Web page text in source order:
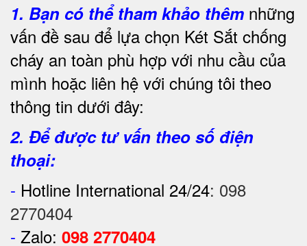
1. Bạn có thể tham khảo thêm những
vấn đề sau để lựa chọn Két Sắt chống
cháy an toàn phù hợp với nhu cầu của
mình hoặc liên hệ với chúng tôi theo
thông tin dưới đây:
2. Để được tư vấn theo số điện
thoại:
- Hotline International 24/24: 098
2770404
- Zalo: 098 2770404